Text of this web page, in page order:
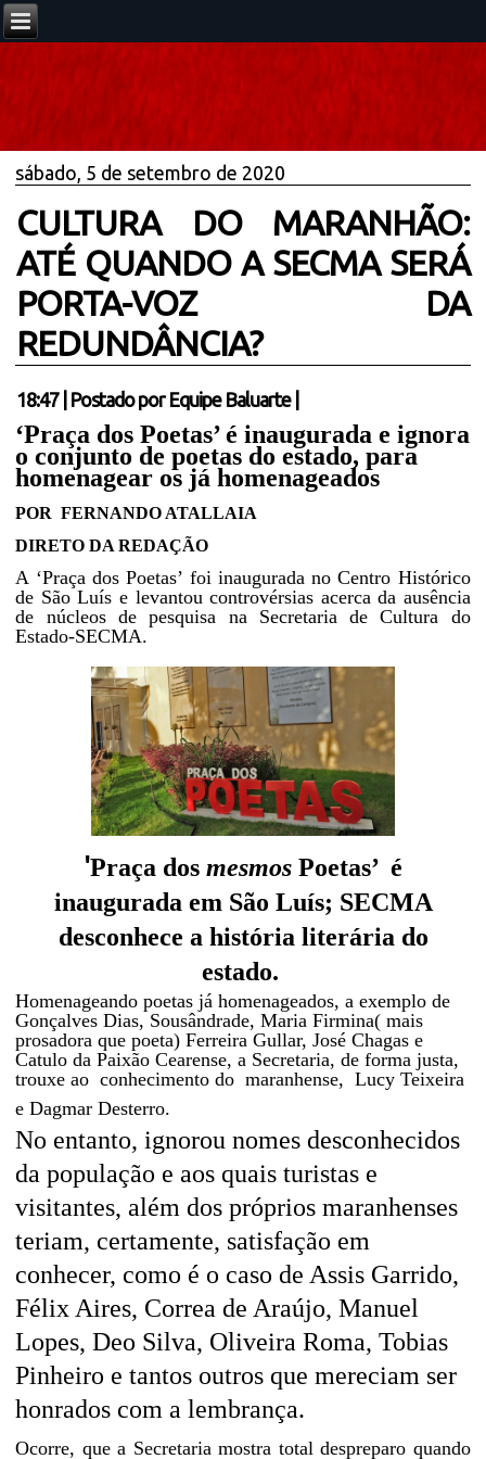
sábado, 5 de setembro de 2020
CULTURA DO MARANHÃO:
ATÉ QUANDO A SECMA SERÁ
PORTA-VOZ DA
REDUNDÂNCIA?
18:47| Postado por Equipe Baluarte
‘Praça dos Poetas’ é inaugurada e ignora
o conjunto de poetas do estado, para
homenagear os já homenageados
POR FERNANDO ATALLAIA
DIRETO DA REDAÇÃO
A ‘Praça dos Poetas’ foi inaugurada no Centro Histórico
de São Luís e levantou controvérsias acerca da ausência
de núcleos de pesquisa na Secretaria de Cultura do
Estado-SECMA.
'Praça dos mesmos Poetas’ é
inaugurada em São Luís; SECMA
desconhece a história literária do
estado.
Homenageando poetas já homenageados, a exemplo de
Gonçalves Dias, Sousândrade, Maria Firmina( mais
prosadora que poeta) Ferreira Gullar, José Chagas e
Catulo da Paixão Cearense, a Secretaria, de forma justa,
trouxe ao conhecimento do maranhense, Lucy Teixeira
e Dagmar Desterro.
No entanto, ignorou nomes desconhecidos
da população e aos quais turistas e
visitantes, além dos próprios maranhenses
teriam, certamente, satisfação em
conhecer, como é o caso de Assis Garrido,
Félix Aires, Correa de Araújo, Manuel
Lopes, Deo Silva, Oliveira Roma, Tobias
Pinheiro e tantos outros que mereciam ser
honrados com a lembrança.
Ocorre, que a Secretaria mostra total despreparo quando